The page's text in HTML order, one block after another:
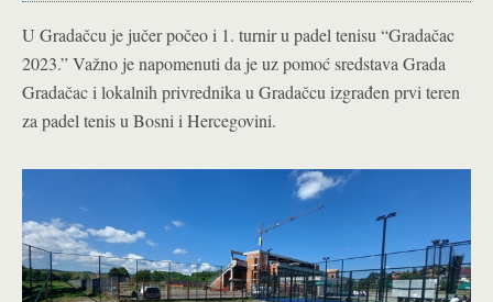
U Gradačcu je jučer počeo i 1. turnir u padel tenisu “Gradačac
2023.” Važno je napomenuti da je uz pomoć sredstava Grada
Gradačac i lokalnih privrednika u Gradačcu izgrađen prvi teren
za padel tenis u Bosni i Hercegovini.